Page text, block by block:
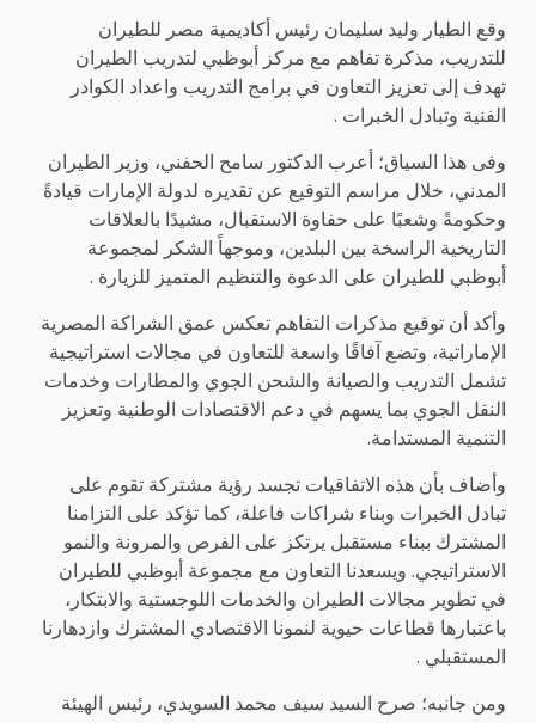
وقع الطيار وليد سليمان رئيس أكاديمية مصر للطيران
للتدريب، مذكرة تفاهم مع مركز أبوظبي لتدريب الطيران
تهدف إلى تعزيز التعاون في برامج التدريب واعداد الكوادر
الفنية وتبادل الخبرات .
وفى هذا السياق؛ أعرب الدكتور سامح الحفني، وزير الطيران
المدني، خلال مراسم التوقيع عن تقديره لدولة الإمارات قيادةً
وحكومةً وشعبًا على حفاوة الاستقبال، مشيدًا بالعلاقات
التاريخية الراسخة بين البلدين، وموجهاً الشكر لمجموعة
أبوظبي للطيران على الدعوة والتنظيم المتميز للزيارة .
وأكد أن توقيع مذكرات التفاهم تعكس عمق الشراكة المصرية
الإماراتية، وتضع آفاقًا واسعة للتعاون في مجالات استراتيجية
تشمل التدريب والصيانة والشحن الجوي والمطارات وخدمات
النقل الجوي بما يسهم في دعم الاقتصادات الوطنية وتعزيز
التنمية المستدامة.
وأضاف بأن هذه الاتفاقيات تجسد رؤية مشتركة تقوم على
تبادل الخبرات وبناء شراكات فاعلة، كما تؤكد على التزامنا
المشترك ببناء مستقبل يرتكز على الفرص والمرونة والنمو
الاستراتيجي. ويسعدنا التعاون مع مجموعة أبوظبي للطيران
في تطوير مجالات الطيران والخدمات اللوجستية والابتكار،
باعتبارها قطاعات حيوية لنمونا الاقتصادي المشترك وازدهارنا
المستقبلي .
ومن جانبه؛ صرح السيد سيف محمد السويدي، رئيس الهيئة